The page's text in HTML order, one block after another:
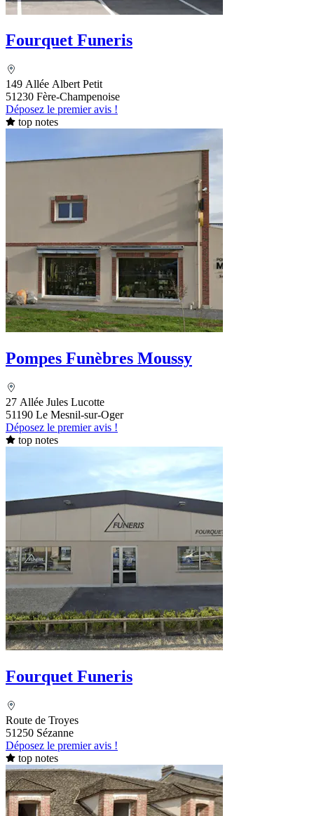
Fourquet Funeris
149 Allée Albert Petit
51230 Fère-Champenoise
Déposez le premier avis !
top notes
Pompes Funèbres Moussy
27 Allée Jules Lucotte
51190 Le Mesnil-sur-Oger
Déposez le premier avis !
top notes
Fourquet Funeris
Route de Troyes
51250 Sézanne
Déposez le premier avis !
top notes